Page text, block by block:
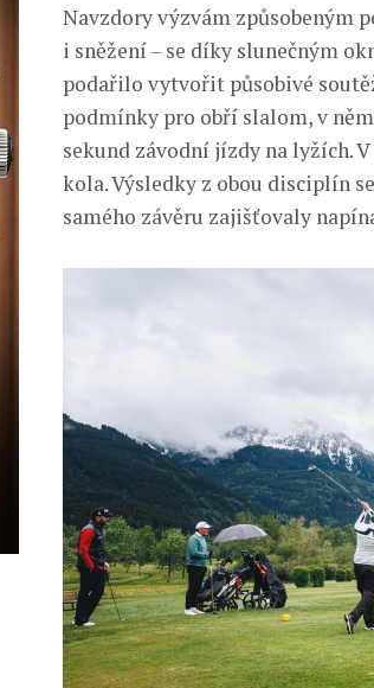
Navzdory výzvám způsobeným
i sněžení – se díky slunečným
podařilo vytvořit působivé
podmínky pro obří slalom, v
sekund závodní jízdy na lyžích.
kola. Výsledky z obou disciplín
samého závěru zajišťovaly